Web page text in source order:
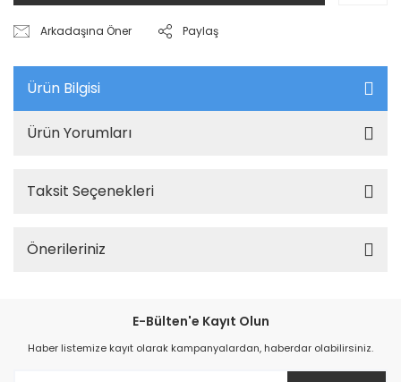
Arkadaşına Öner Paylaş
Ürün Bilgisi
Ürün Yorumları
Taksit Seçenekleri
Önerileriniz
E-Bülten'e Kayıt Olun
Haber listemize kayıt olarak kampanyalardan, haberdar olabilirsiniz.